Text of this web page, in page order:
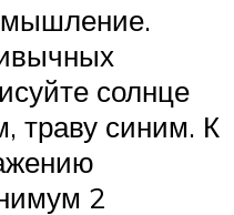
мышление.
солнце
траву синим. К
2